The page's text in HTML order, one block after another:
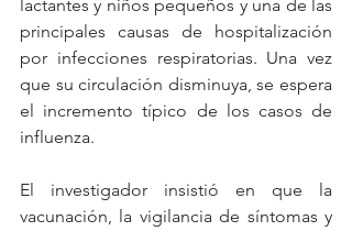
lactantes y niños pequeños y una de las
principales causas de hospitalización
por infecciones respiratorias. Una vez
que su circulación disminuya, se espera
el incremento típico de los casos de
influenza.
El investigador insistió en que la
vacunación, la vigilancia de síntomas y